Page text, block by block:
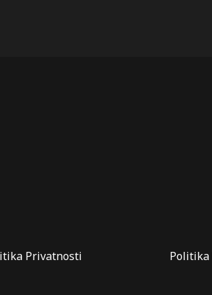
Privatnosti Politika